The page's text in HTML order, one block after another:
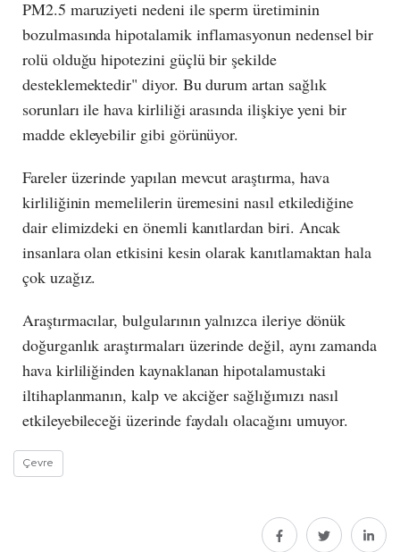
PM2.5 maruziyeti nedeni ile sperm üretiminin
bozulmasında hipotalamik inflamasyonun nedensel bir
rolü olduğu hipotezini güçlü bir şekilde
desteklemektedir" diyor. Bu durum artan sağlık
sorunları ile hava kirliliği arasında ilişkiye yeni bir
madde ekleyebilir gibi görünüyor.
Fareler üzerinde yapılan mevcut araştırma, hava
kirliliğinin memelilerin üremesini nasıl etkilediğine
dair elimizdeki en önemli kanıtlardan biri. Ancak
insanlara olan etkisini kesin olarak kanıtlamaktan hala
çok uzağız.
Araştırmacılar, bulgularının yalnızca ileriye dönük
doğurganlık araştırmaları üzerinde değil, aynı zamanda
hava kirliliğinden kaynaklanan hipotalamustaki
iltihaplanmanın, kalp ve akciğer sağlığımızı nasıl
etkileyebileceği üzerinde faydalı olacağını umuyor.
Çevre